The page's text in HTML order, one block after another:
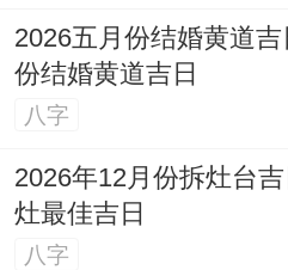
2026五月份结婚黄道
份结婚黄道吉日
八字
2026年12月份拆灶台
灶最佳吉日
八字